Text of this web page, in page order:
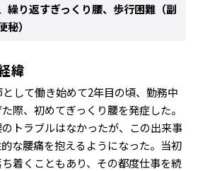
繰り返すぎっくり腰、歩行困難（副
秘）
緯
して働き始めて2年目の頃、勤務中
際、初めてぎっくり腰を発症した。
トラブルはなかったが、この出来事
な腰痛を抱えるようになった。当初
着くこともあり、その都度仕事を続